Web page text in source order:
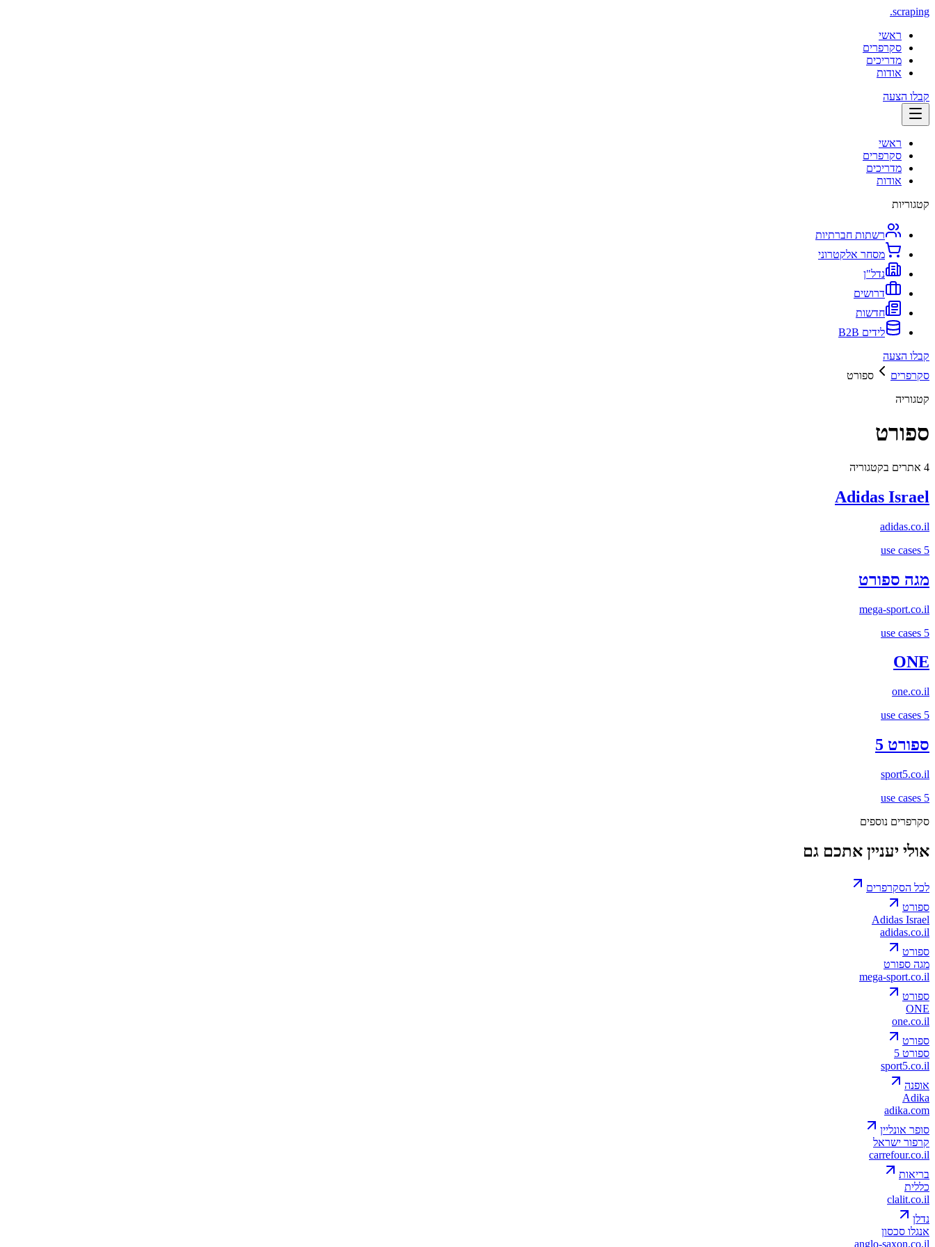
scraping
.
ראשי
סקרפרים
מדריכים
אודות
קבלו הצעה
ראשי
סקרפרים
מדריכים
אודות
קטגוריות
רשתות חברתיות
מסחר אלקטרוני
נדל"ן
דרושים
חדשות
לידים B2B
קבלו הצעה
סקרפרים
ספורט
קטגוריה
ספורט
4 אתרים בקטגוריה
Adidas Israel
adidas.co.il
5
מגה ספורט
mega-sport.co.il
5
ONE
one.co.il
5
ספורט 5
sport5.co.il
5
סקרפרים נוספים
אולי יעניין אתכם גם
לכל הסקרפרים
ספורט
Adidas Israel
adidas.co.il
ספורט
מגה ספורט
mega-sport.co.il
ספורט
ONE
one.co.il
ספורט
ספורט 5
sport5.co.il
אופנה
Adika
adika.com
סופר אונליין
קרפור ישראל
carrefour.co.il
בריאות
כללית
clalit.co.il
נדלן
אנגלו סכסון
anglo-saxon.co.il